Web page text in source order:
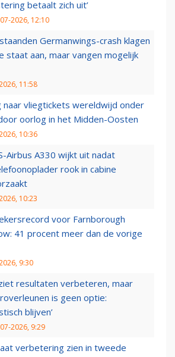
betaalt zich uit’
2026, 12:10
Germanwings-crash klagen
staat aan, maar vangen mogelijk
11:58
naar vliegtickets wereldwijd onder
oorlog in het Midden-Oosten
10:36
Airbus A330 wijkt uit nadat
rook in cabine
10:23
voor Farnborough
41 procent meer dan de vorige
9:30
resultaten verbeteren, maar
is geen optie:
blijven’
2026, 9:29
verbetering zien in tweede